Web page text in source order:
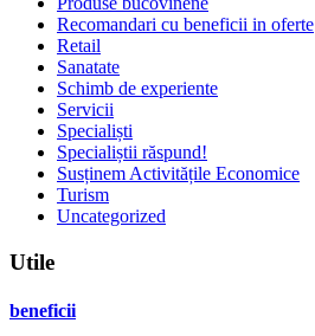
Recomandari cu beneficii in oferte
Retail
Sanatate
Schimb de experiente
Servicii
Specialiști
Specialiștii răspund!
Susținem Activitățile Economice
Turism
Uncategorized
Utile
beneficii